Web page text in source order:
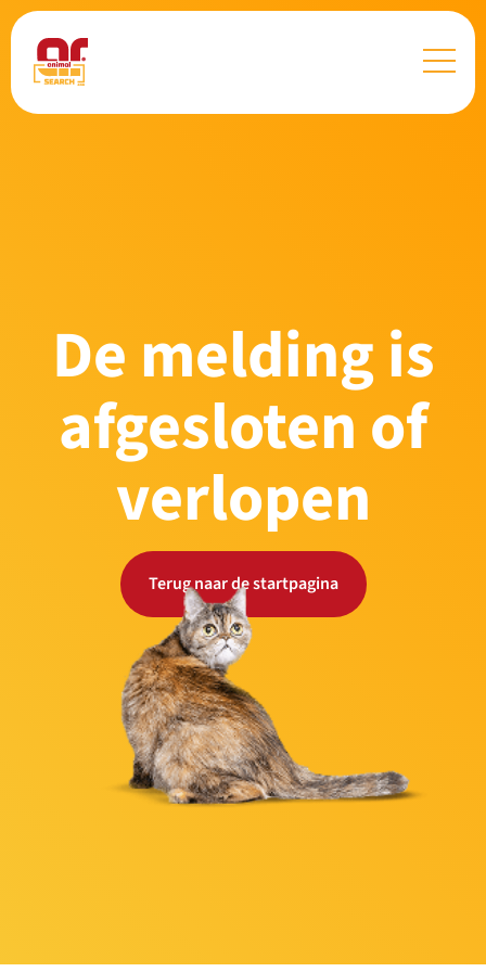
De melding is
afgesloten of
verlopen
Terug naar de startpagina